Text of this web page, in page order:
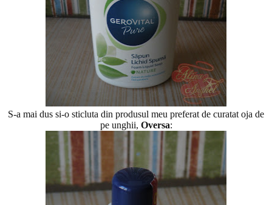
S-a mai dus si-o sticluta din produsul meu preferat de curatat oja de
pe unghii, Oversa: